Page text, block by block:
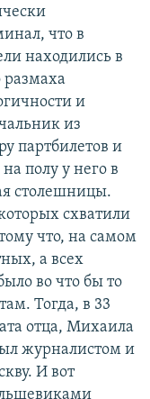
что в
находились в
размаха
и
из
партбилетов и
полу у него в
столешницы.
схватили
что, на самом
а всех
во что бы то
Тогда, в 33
отца, Михаила
журналистом и
И вот